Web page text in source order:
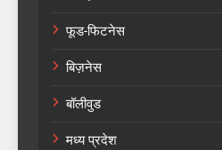
फूड-फिटनेस
बिज़नेस
बॉलीवुड
मध्य प्रदेश